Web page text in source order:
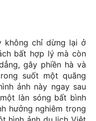
không chỉ dừng lại ở
bất hợp lý mà còn
gây phiền hà và
suốt một quãng
ảnh này ngay sau
làn sóng bất bình
hưởng nghiêm trọng